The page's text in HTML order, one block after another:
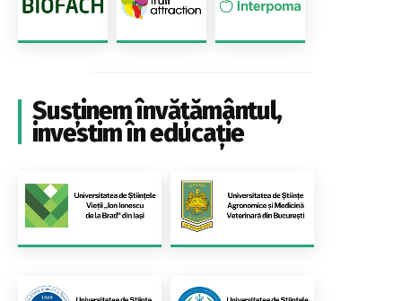
Susținem învățământul,
investim în educație